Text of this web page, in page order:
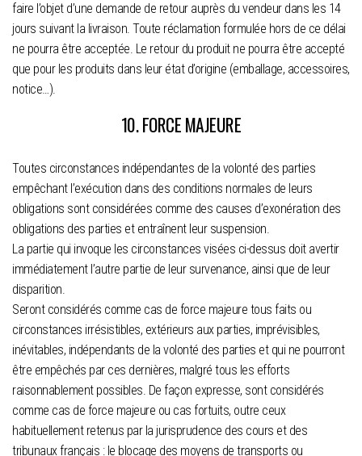
faire l’objet d’une demande de retour auprès du vendeur dans les 14
jours suivant la livraison. Toute réclamation formulée hors de ce délai
ne pourra être acceptée. Le retour du produit ne pourra être accepté
que pour les produits dans leur état d’origine (emballage, accessoires,
notice…).
10. FORCE MAJEURE
Toutes circonstances indépendantes de la volonté des parties
empêchant l’exécution dans des conditions normales de leurs
obligations sont considérées comme des causes d’exonération des
obligations des parties et entraînent leur suspension.
La partie qui invoque les circonstances visées ci-dessus doit avertir
immédiatement l’autre partie de leur survenance, ainsi que de leur
disparition.
Seront considérés comme cas de force majeure tous faits ou
circonstances irrésistibles, extérieurs aux parties, imprévisibles,
inévitables, indépendants de la volonté des parties et qui ne pourront
être empêchés par ces dernières, malgré tous les efforts
raisonnablement possibles. De façon expresse, sont considérés
comme cas de force majeure ou cas fortuits, outre ceux
habituellement retenus par la jurisprudence des cours et des
tribunaux français : le blocage des moyens de transports ou